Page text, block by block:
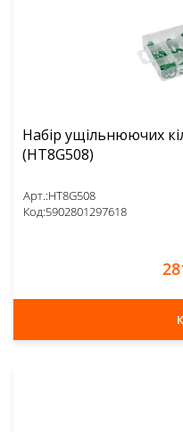
Набір ущільнюючих
(HT8G508)
Арт.:HT8G508
Код:5902801297618